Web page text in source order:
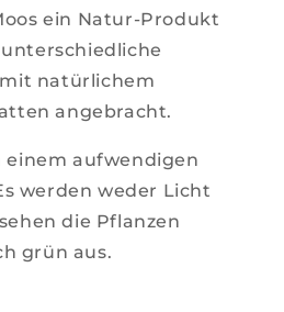
ein Natur-Produkt
mit natürlichem
angebracht.
einem aufwendigen
werden weder Licht
die Pflanzen
grün aus.